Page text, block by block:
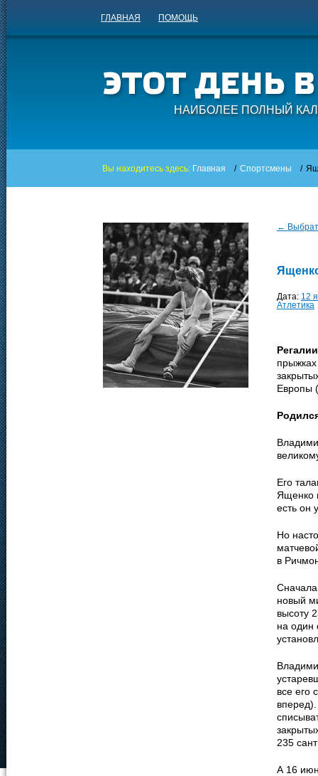
ГЛАВНАЯ ПОМОЩЬ
НАИБОЛЕЕ ПОЛНЫЙ
Вы находитесь здесь: Главная / Спортсмены /
←
Дата: 12
Атлетика
Европы
Его
Ященко
есть он
Но
в
Сначала
новый
высоту
на один
все его
235
А 16